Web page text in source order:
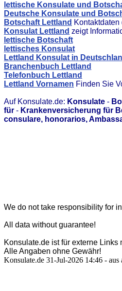
lettische Konsulate und
Deutsche Konsulate und
Botschaft Lettland
Konsulat Lettland zeigt
lettische Botschaft
lettisches Konsulat
Lettland Konsulat in
Branchenbuch Lettland
Telefonbuch Lettland
Lettland Vornamen Finden Sie
Auf Konsulate.de: Konsulate -
für - Krankenversicherung für
consulare, honorarios,
We do not take responsibility for
All data without guarantee!
Konsulate.de ist für externe Links
Alle Angaben ohne Gewähr!
Konsulate.de 31-Jul-2026 14:46 -